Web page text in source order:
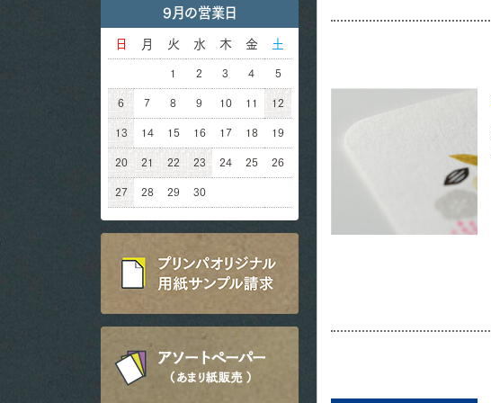
9月の営業日
日 月 火 水 木 金 土
1 2 3 4 5
6 7 8 9 10 11 12
13 14 15 16 17 18 19
20 21 22 23 24 25 26
27 28 29 30